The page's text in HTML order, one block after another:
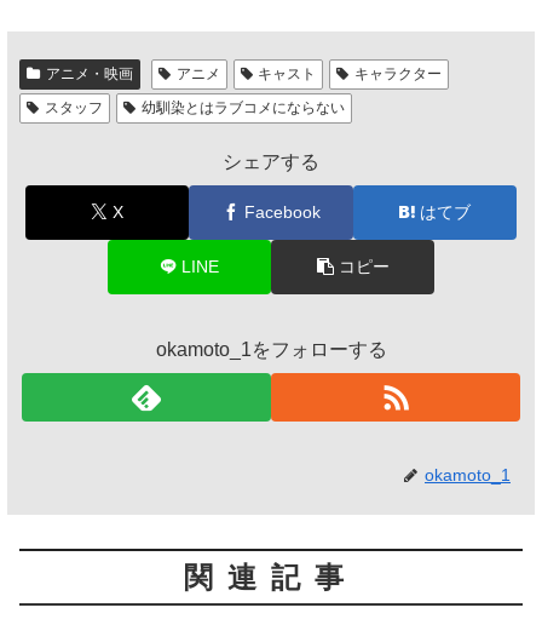
アニメ・映画 アニメ キャスト
キャラクター
スタッフ
幼馴染とはラブコメにならない
シェアする
X Facebook はてブ
LINE コピー
okamoto_1をフォローする
okamoto_1
関連記事